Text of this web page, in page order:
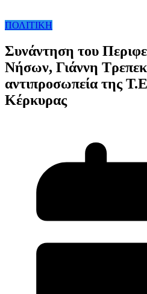
ΠΟΛΙΤΙΚΗ
Συνάντηση του
Νήσων, Γιάννη
αντιπροσωπεία της
Κέρκυρας